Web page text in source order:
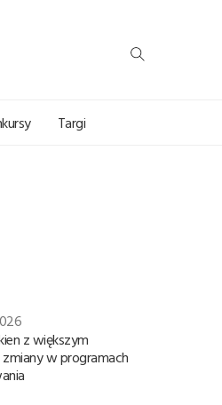
Targi
z większym
w programach